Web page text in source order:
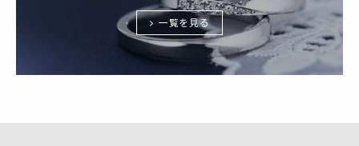
一覧を見る